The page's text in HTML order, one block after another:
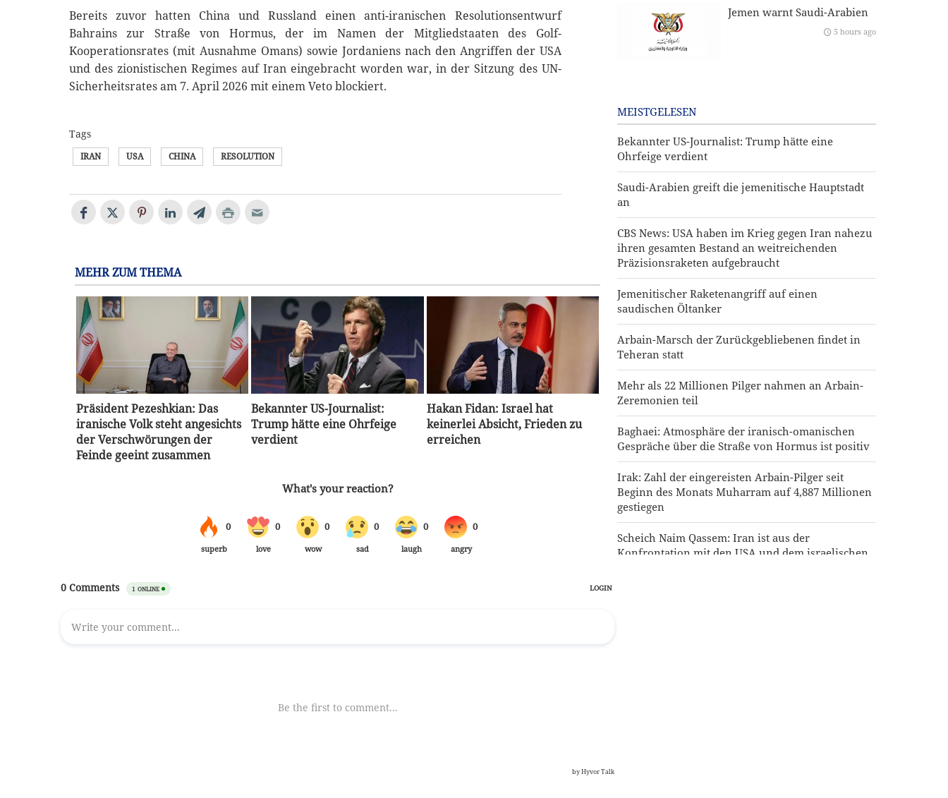
Bereits zuvor hatten China und Russland einen anti-iranischen Resolutionsentwurf
Bahrains zur Straße von Hormus, der im Namen der Mitgliedstaaten des Golf-
Kooperationsrates (mit Ausnahme Omans) sowie Jordaniens nach den Angriffen der USA
und des zionistischen Regimes auf Iran eingebracht worden war, in der Sitzung des UN-
Sicherheitsrates am 7. April 2026 mit einem Veto blockiert.
Tags
IRAN USA CHINA RESOLUTION
MEHR ZUM THEMA
Präsident Pezeshkian: Das
iranische Volk steht angesichts
der Verschwörungen der
Feinde geeint zusammen
Bekannter US-Journalist:
Trump hätte eine Ohrfeige
verdient
Hakan Fidan: Israel hat
keinerlei Absicht, Frieden zu
erreichen
Jemen warnt Saudi-Arabien
5 hours ago
MEISTGELESEN
Bekannter US-Journalist: Trump hätte eine
Ohrfeige verdient
Saudi-Arabien greift die jemenitische Hauptstadt
an
CBS News: USA haben im Krieg gegen Iran nahezu
ihren gesamten Bestand an weitreichenden
Präzisionsraketen aufgebraucht
Jemenitischer Raketenangriff auf einen
saudischen Öltanker
Arbain-Marsch der Zurückgebliebenen findet in
Teheran statt
Mehr als 22 Millionen Pilger nahmen an Arbain-
Zeremonien teil
Baghaei: Atmosphäre der iranisch-omanischen
Gespräche über die Straße von Hormus ist positiv
Irak: Zahl der eingereisten Arbain-Pilger seit
Beginn des Monats Muharram auf 4,887 Millionen
gestiegen
Scheich Naim Qassem: Iran ist aus der
Konfrontation mit den USA und dem israelischen